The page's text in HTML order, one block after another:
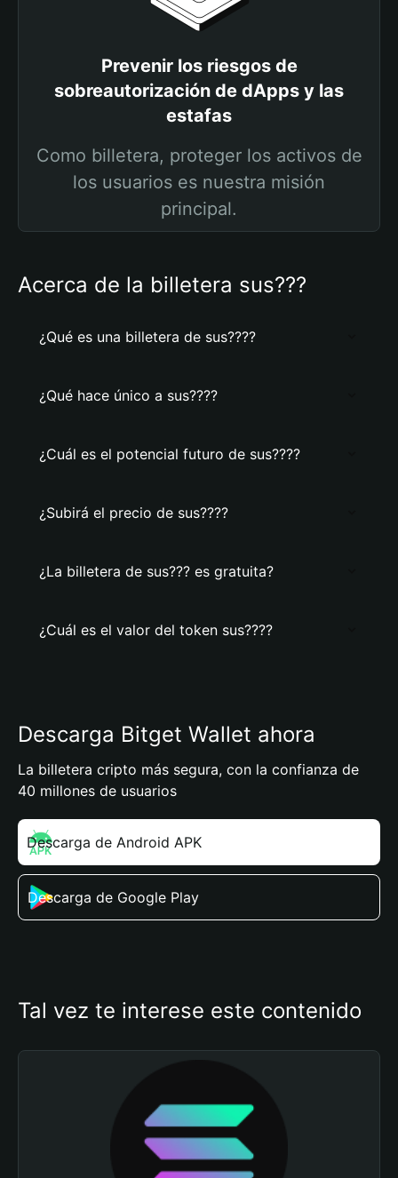
Prevenir los riesgos de
sobreautorización de dApps y las
estafas
Como billetera, proteger los activos de
los usuarios es nuestra misión
principal.
Acerca de la billetera sus???
¿Qué es una billetera de sus????
¿Qué hace único a sus????
¿Cuál es el potencial futuro de sus????
¿Subirá el precio de sus????
¿La billetera de sus??? es gratuita?
¿Cuál es el valor del token sus????
Descarga Bitget Wallet ahora
La billetera cripto más segura, con la confianza de
40 millones de usuarios
Descarga de Android APK
Descarga de Google Play
Tal vez te interese este contenido